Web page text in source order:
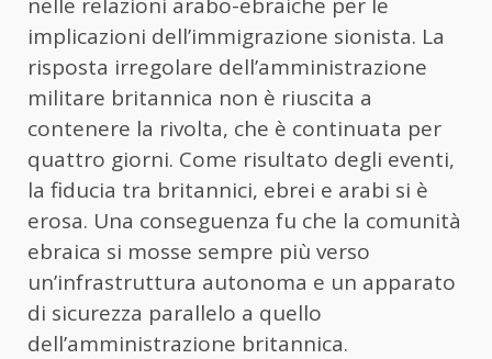
implicazioni dell’immigrazione sionista. La
risposta irregolare dell’amministrazione
militare britannica non è riuscita a
contenere la rivolta, che è continuata per
quattro giorni. Come risultato degli eventi,
la fiducia tra britannici, ebrei e arabi si è
erosa. Una conseguenza fu che la comunità
ebraica si mosse sempre più verso
un’infrastruttura autonoma e un apparato
di sicurezza parallelo a quello
dell’amministrazione britannica.